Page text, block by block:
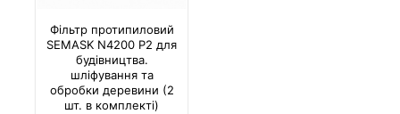
Фільтр протипиловий
SEMASK N4200 P2 для
будівництва.
шліфування та
обробки деревини (2
шт. в комплекті)